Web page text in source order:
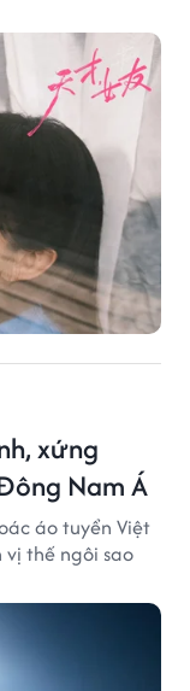
xứng
Nam Á
áo tuyển Việt
thế ngôi sao